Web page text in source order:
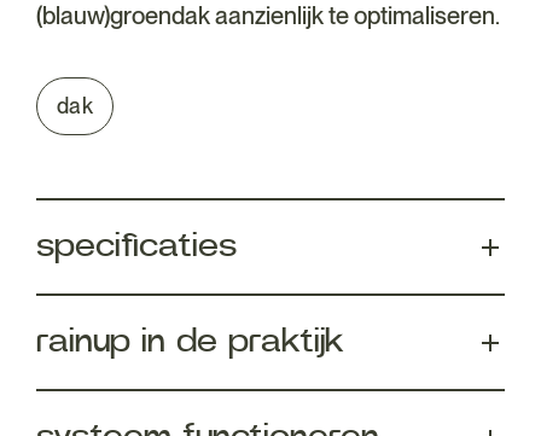
(blauw)groendak aanzienlijk te optimaliseren.
dak
specificaties
rainup in de praktijk